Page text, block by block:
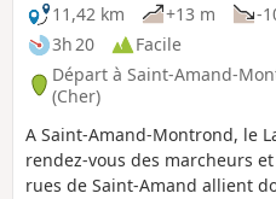
11,42 km
+13 m
-
3h 20
Facile
Départ à Saint-Amand-
(Cher)
A Saint-Amand-Montrond, le
rendez-vous des marcheurs
rues de Saint-Amand allient